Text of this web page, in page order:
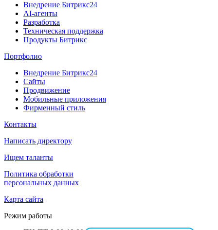
Внедрение Битрикс24
AI-агенты
Разработка
Техническая поддержка
Продукты Битрикс
Портфолио
Внедрение Битрикс24
Сайты
Продвижение
Мобильные приложения
Фирменный стиль
Контакты
Написать директору
Ищем таланты
Политика обработки
персональных данных
Карта сайта
Режим работы